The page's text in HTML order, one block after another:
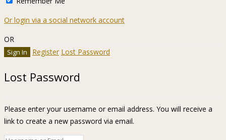
Or login via a social network account
OR
Register Lost Password
Lost Password
Please enter your username or email address. You will receive a
link to create a new password via email.